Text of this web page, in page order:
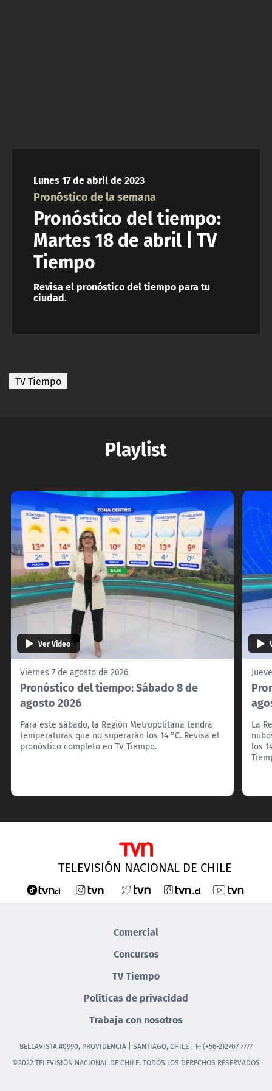
Lunes 17 de abril de 2023
Pronóstico de la semana
Pronóstico del tiempo:
Martes 18 de abril | TV
Tiempo
Revisa el pronóstico del tiempo para tu
ciudad.
TV Tiempo
Playlist
Ver Video
Viernes 7 de agosto de 2026
Pronóstico del tiempo: Sábado 8 de
agosto 2026
Para este sábado, la Región Metropolitana tendrá
temperaturas que no superarán los 14 °C. Revisa el
pronóstico completo en TV Tiempo.
La
los
TELEVISIÓN NACIONAL DE CHILE
Comercial
Concursos
TV Tiempo
Políticas de privacidad
Trabaja con nosotros
BELLAVISTA #0990, PROVIDENCIA | SANTIAGO, CHILE | F: (+56-2)2707 7777
©2022 TELEVISIÓN NACIONAL DE CHILE. TODOS LOS DERECHOS RESERVADOS